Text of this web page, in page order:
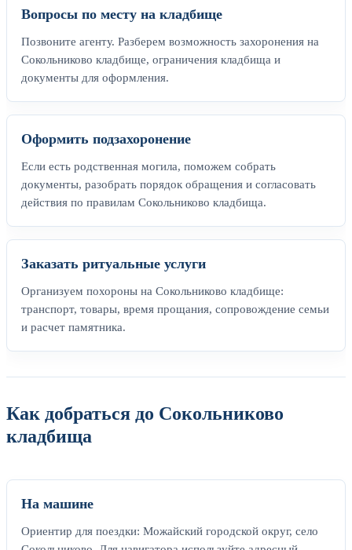
Вопросы по месту на кладбище
Позвоните агенту. Разберем возможность захоронения на
Сокольниково кладбище, ограничения кладбища и
документы для оформления.
Оформить подзахоронение
Если есть родственная могила, поможем собрать
документы, разобрать порядок обращения и согласовать
действия по правилам Сокольниково кладбища.
Заказать ритуальные услуги
Организуем похороны на Сокольниково кладбище:
транспорт, товары, время прощания, сопровождение семьи
и расчет памятника.
Как добраться до Сокольниково
кладбища
На машине
Ориентир для поездки: Можайский городской округ, село